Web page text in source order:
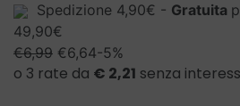
Spedizione 4,90€ - Gratuita
49,90€
€6,99 Il
prezzo
€6,64Il
prezzo
-5%